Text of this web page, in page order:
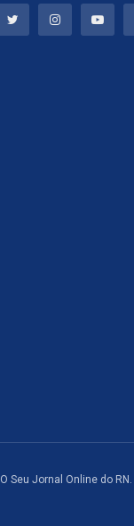
Seu Jornal Online do